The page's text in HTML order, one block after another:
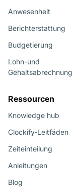
Anwesenheit
Berichterstattung
Budgetierung
Lohn-und
Gehaltsabrechnung
Ressourcen
Knowledge hub
Clockify-Leitfäden
Zeiteinteilung
Anleitungen
Blog